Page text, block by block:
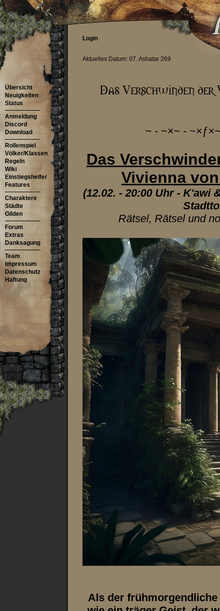
Login
Aktuelles Datum: 07. Ashatar 269
Übersicht
Neuigkeiten
Status
Anmeldung
Discord
Download
Rollenspiel
Völker/Klassen
Regeln
Wiki
Einstiegshelfer
Features
Charaktere
Städte
Gilden
Forum
Extras
Danksagung
Team
Impressum
Datenschutz
Haftung
~ - ~×~ -
Das
Vivienna
(12.02. - 20:00 Uhr - K'awi
Rätsel, Rätsel und
Als der